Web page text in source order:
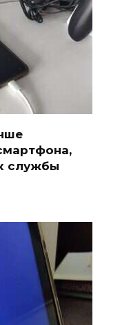
службы